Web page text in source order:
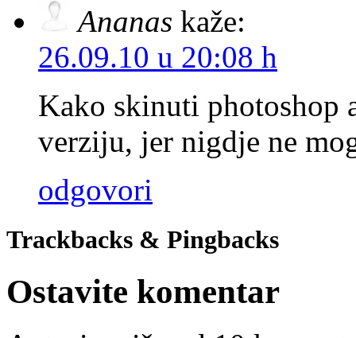
Ananas kaže:
26.09.10 u 20:08 h
Kako skinuti photoshop
verziju, jer nigdje ne
odgovori
Trackbacks & Pingbacks
Ostavite komentar